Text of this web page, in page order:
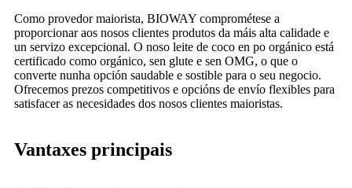
Como provedor maiorista, BIOWAY comprométese a
proporcionar aos nosos clientes produtos da máis alta calidade e
un servizo excepcional. O noso leite de coco en po orgánico está
certificado como orgánico, sen glute e sen OMG, o que o
converte nunha opción saudable e sostible para o seu negocio.
Ofrecemos prezos competitivos e opcións de envío flexibles para
satisfacer as necesidades dos nosos clientes maioristas.
Vantaxes principais